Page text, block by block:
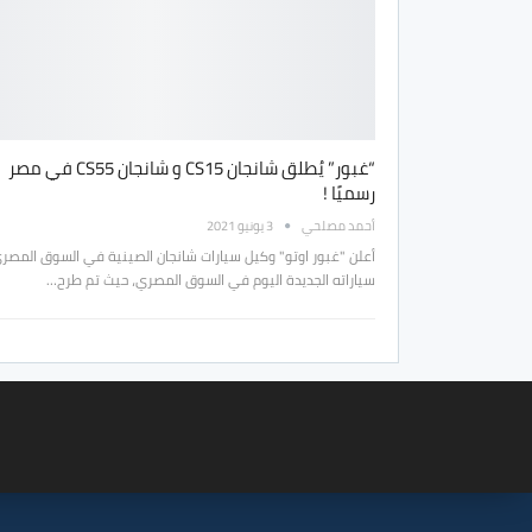
“غبور” يُطلق شانجان CS15 و شانجان CS55 في مصر
رسميًا !
أحمد مصلحي 3 يونيو 2021
أعلن "غبور اوتو" وكيل سيارات شانجان الصينية في السوق
سياراته الجديدة اليوم في السوق المصري، حيث تم طرح…